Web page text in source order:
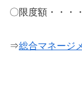
〇限度額・・・
⇒総合マネージ